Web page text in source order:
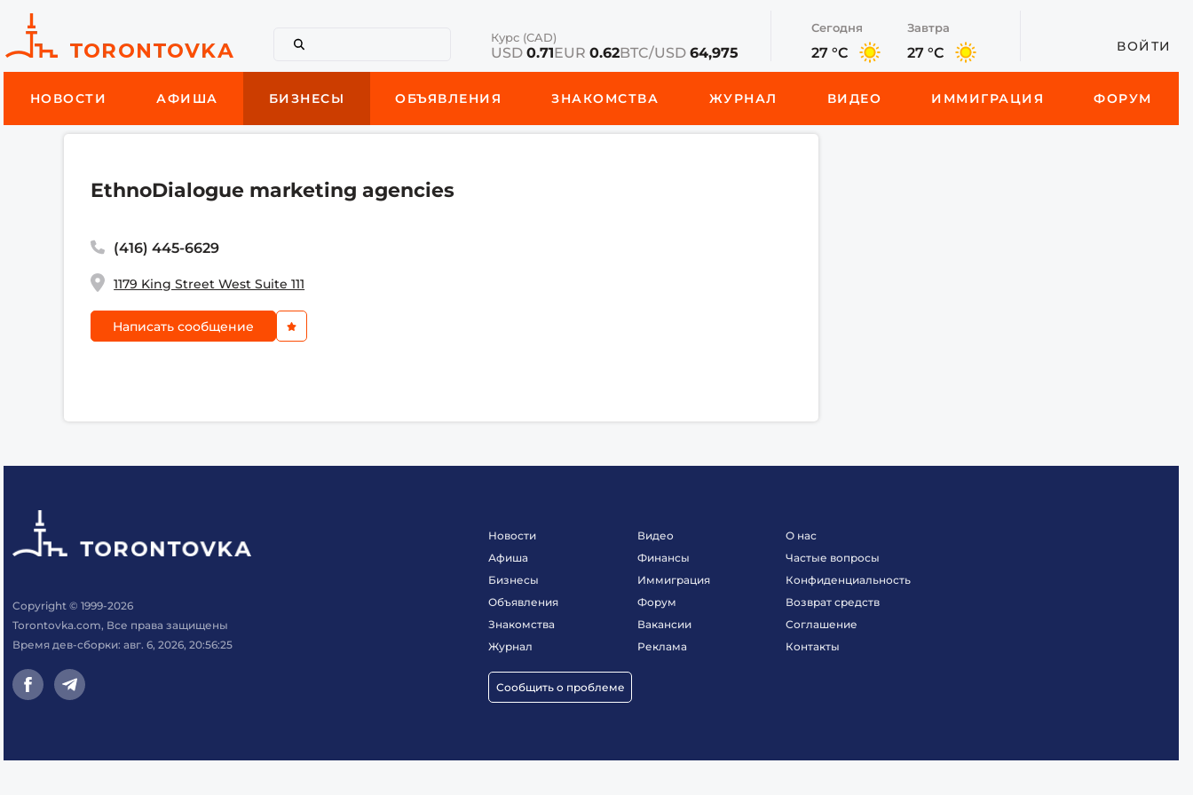
Курс (CAD)
USD 0.71EUR 0.62BTC/USD 64,975
Сегодня
27 °C
Завтра
27 °C ВОЙТИ
НОВОСТИ АФИША БИЗНЕСЫ ОБЪЯВЛЕНИЯ ЗНАКОМСТВА ЖУРНАЛ ВИДЕО ИММИГРАЦИЯ ФОРУМ
EthnoDialogue marketing agencies
(416) 445-6629
1179 King Street West Suite 111
Написать сообщение
Copyright © 1999-2026
Torontovka.com, Все права защищены
Время дев-сборки: авг. 6, 2026, 20:56:25
Новости
Афиша
Бизнесы
Объявления
Знакомства
Журнал
Сообщить о проблеме
Видео
Финансы
Иммиграция
Форум
Вакансии
Реклама
О нас
Частые вопросы
Конфиденциальность
Возврат средств
Соглашение
Контакты